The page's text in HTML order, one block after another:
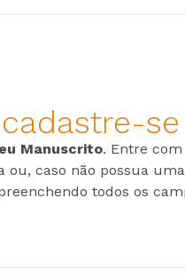
se
Manuscrito. Entre com
ou, caso não possua uma
todos os